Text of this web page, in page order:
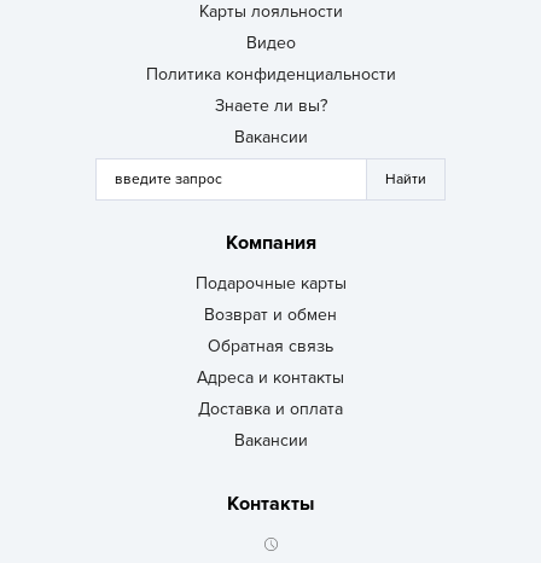
Карты лояльности
Видео
Политика конфиденциальности
Знаете ли вы?
Вакансии
Компания
Подарочные карты
Возврат и обмен
Обратная связь
Адреса и контакты
Доставка и оплата
Вакансии
Контакты